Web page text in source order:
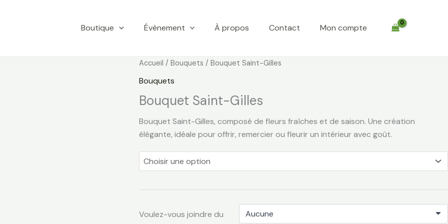
Boutique Évènement À propos Contact Mon compte
Accueil / Bouquets / Bouquet Saint-Gilles
Bouquets
Bouquet Saint-Gilles
Bouquet Saint-Gilles, composé de fleurs fraîches et de saison. Une création
élégante, idéale pour offrir, remercier ou fleurir un intérieur avec goût.
Voulez-vous joindre du
quantité
Bouquet
Saint-
Plage
€ 40,00
€ 80,00